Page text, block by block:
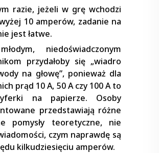
razie, jeżeli w grę wchodzi
10 amperów, zadanie na
jest łatwe.
niedoświadczonym
przydałoby się „wiadro
na głowę”, ponieważ dla
prąd 10 A, 50 A czy 100 A to
na papierze. Osoby
przedstawiają różne
pomysły teoretyczne, nie
czym naprawdę są
kilkudziesięciu amperów.